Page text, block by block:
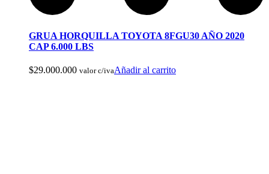
Cuchillos Tacticos y Multierramientas
GRUA HORQUILLA TOYOTA 8FGU30 AÑO 2020
CAP 6.000 LBS
$29.000.000 valor c/ivaAñadir al carrito